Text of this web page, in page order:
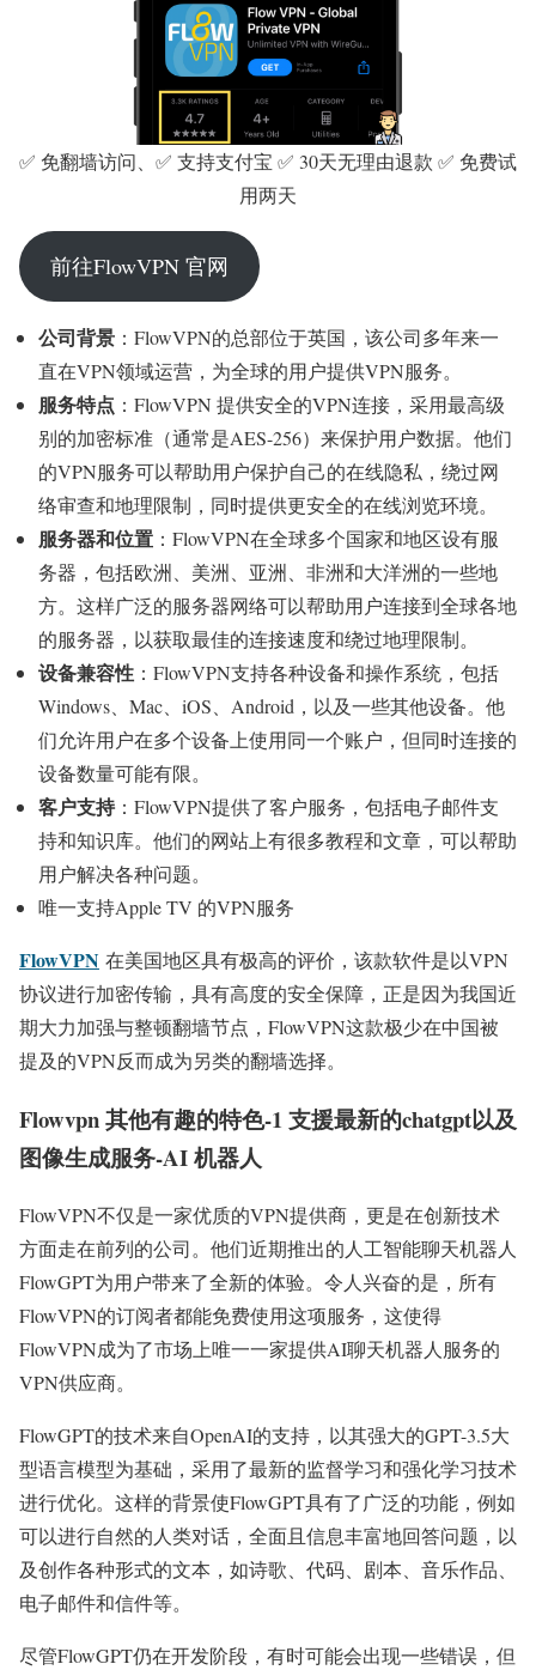
✅ 免翻墙访问、✅ 支持支付宝 ✅ 30天无理由退款 ✅ 免费试
用两天
前往FlowVPN 官网
公司背景 ：FlowVPN的总部位于英国，该公司多年来一
直在VPN领域运营，为全球的用户提供VPN服务。
服务特点 ：FlowVPN 提供安全的VPN连接，采用最高级
别的加密标准（通常是AES-256）来保护用户数据。他们
的VPN服务可以帮助用户保护自己的在线隐私，绕过网
络审查和地理限制，同时提供更安全的在线浏览环境。
服务器和位置 ：FlowVPN在全球多个国家和地区设有服
务器，包括欧洲、美洲、亚洲、非洲和大洋洲的一些地
方。这样广泛的服务器网络可以帮助用户连接到全球各地
的服务器，以获取最佳的连接速度和绕过地理限制。
设备兼容性 ：FlowVPN支持各种设备和操作系统，包括
Windows、Mac、iOS、Android，以及一些其他设备。他
们允许用户在多个设备上使用同一个账户，但同时连接的
设备数量可能有限。
客户支持：FlowVPN提供了客户服务，包括电子邮件支
持和知识库。他们的网站上有很多教程和文章，可以帮助
用户解决各种问题。
唯一支持Apple TV 的VPN服务
FlowVPN 在美国地区具有极高的评价，该款软件是以VPN
协议进行加密传输，具有高度的安全保障，正是因为我国近
期大力加强与整顿翻墙节点，FlowVPN这款极少在中国被
提及的VPN反而成为另类的翻墙选择。
Flowvpn 其他有趣的特色-1 支援最新的chatgpt以及
图像生成服务-AI 机器人
FlowVPN不仅是一家优质的VPN提供商，更是在创新技术
方面走在前列的公司。他们近期推出的人工智能聊天机器人
FlowGPT为用户带来了全新的体验。令人兴奋的是，所有
FlowVPN的订阅者都能免费使用这项服务，这使得
FlowVPN成为了市场上唯一一家提供AI聊天机器人服务的
VPN供应商。
FlowGPT的技术来自OpenAI的支持，以其强大的GPT-3.5大
型语言模型为基础，采用了最新的监督学习和强化学习技术
进行优化。这样的背景使FlowGPT具有了广泛的功能，例如
可以进行自然的人类对话，全面且信息丰富地回答问题，以
及创作各种形式的文本，如诗歌、代码、剧本、音乐作品、
电子邮件和信件等。
尽管FlowGPT仍在开发阶段，有时可能会出现一些错误，但